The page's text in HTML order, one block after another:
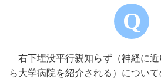
右下埋没平行親知らず（神経に
ら大学病院を紹介される）について